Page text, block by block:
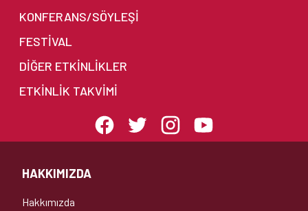
KONFERANS/SÖYLEŞİ
FESTİVAL
DIĞER ETKINLIKLER
ETKINLIK TAKVIMI
HAKKIMIZDA
Hakkımızda